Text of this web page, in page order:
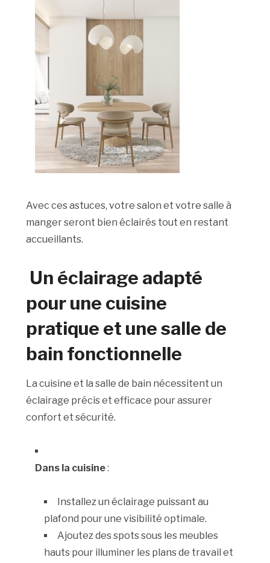
Avec ces astuces, votre salon et votre salle à
manger seront bien éclairés tout en restant
accueillants.
Un éclairage adapté
pour une cuisine
pratique et une salle de
bain fonctionnelle
La cuisine et la salle de bain nécessitent un
éclairage précis et efficace pour assurer
confort et sécurité.
Dans la cuisine:
Installez un éclairage puissant au
plafond pour une visibilité optimale.
Ajoutez des spots sous les meubles
hauts pour illuminer les plans de travail et